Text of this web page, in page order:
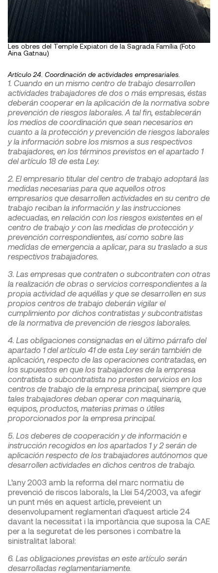
Les obres del Temple Expiatori de la Sagrada Família (Foto
Aina Gatnau)
Artículo 24. Coordinación de actividades empresariales.
1. Cuando en un mismo centro de trabajo desarrollen
actividades trabajadores de dos o más empresas, éstas
deberán cooperar en la aplicación de la normativa sobre
prevención de riesgos laborales. A tal fin, establecerán
los medios de coordinación que sean necesarios en
cuanto a la protección y prevención de riesgos laborales
y la información sobre los mismos a sus respectivos
trabajadores, en los términos previstos en el apartado 1
del artículo 18 de esta Ley.
2. El empresario titular del centro de trabajo adoptará las
medidas necesarias para que aquellos otros
empresarios que desarrollen actividades en su centro de
trabajo reciban la información y las instrucciones
adecuadas, en relación con los riesgos existentes en el
centro de trabajo y con las medidas de protección y
prevención correspondientes, así como sobre las
medidas de emergencia a aplicar, para su traslado a sus
respectivos trabajadores.
3. Las empresas que contraten o subcontraten con otras
la realización de obras o servicios correspondientes a la
propia actividad de aquéllas y que se desarrollen en sus
propios centros de trabajo deberán vigilar el
cumplimiento por dichos contratistas y subcontratistas
de la normativa de prevención de riesgos laborales.
4. Las obligaciones consignadas en el último párrafo del
apartado 1 del artículo 41 de esta Ley serán también de
aplicación, respecto de las operaciones contratadas, en
los supuestos en que los trabajadores de la empresa
contratista o subcontratista no presten servicios en los
centros de trabajo de la empresa principal, siempre que
tales trabajadores deban operar con maquinaria,
equipos, productos, materias primas o útiles
proporcionados por la empresa principal.
5. Los deberes de cooperación y de información e
instrucción recogidos en los apartados 1 y 2 serán de
aplicación respecto de los trabajadores autónomos que
desarrollen actividades en dichos centros de trabajo.
L’any 2003 amb la reforma del marc normatiu de
prevenció de riscos laborals, la Llei 54/2003, va afegir
un punt més en aquest article, preveient un
desenvolupament reglamentari d’aquest article 24
davant la necessitat i la importància que suposa la CAE
per a la seguretat de les persones i combatre la
sinistralitat laboral:
6. Las obligaciones previstas en este artículo serán
desarrolladas reglamentariamente.